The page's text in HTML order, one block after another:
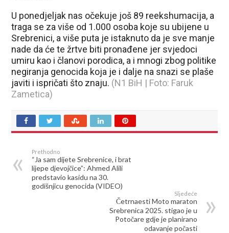
U ponedjeljak nas očekuje još 89 reekshumacija, a
traga se za više od 1.000 osoba koje su ubijene u
Srebrenici, a više puta je istaknuto da je sve manje
nade da će te žrtve biti pronađene jer svjedoci
umiru kao i članovi porodica, a i mnogi zbog politike
negiranja genocida koja je i dalje na snazi se plaše
javiti i ispričati što znaju. (N1 BiH | Foto: Faruk
Zametica)
Prethodno
“Ja sam dijete Srebrenice, i brat
lijepe djevojčice”: Ahmed Alili
predstavio kasidu na 30.
godišnjicu genocida (VIDEO)
Sljedeće
Četrnaesti Moto maraton
Srebrenica 2025. stigao je u
Potočare gdje je planirano
odavanje počasti